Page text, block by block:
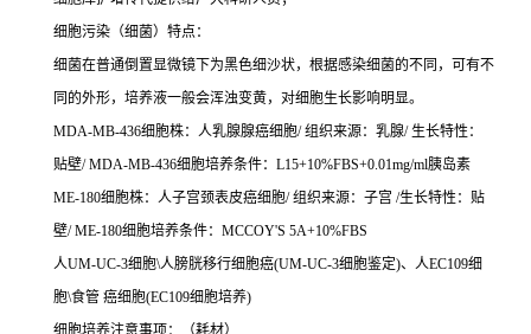
细胞污染（细菌）特点：
细菌在普通倒置显微镜下为黑色细沙状，根据感染细菌的不同，可有不
同的外形，培养液一般会浑浊变黄，对细胞生长影响明显。
MDA-MB-436细胞株：人乳腺腺癌细胞/ 组织来源：乳腺/ 生长特性：
贴壁/ MDA-MB-436细胞培养条件：L15+10%FBS+0.01mg/ml胰岛素
ME-180细胞株：人子宫颈表皮癌细胞/ 组织来源：子宫 /生长特性：贴
壁/ ME-180细胞培养条件：MCCOY'S 5A+10%FBS
人UM-UC-3细胞\人膀胱移行细胞癌(UM-UC-3细胞鉴定)、人EC109细
胞\食管 癌细胞(EC109细胞培养)
细胞培养注意事项：（耗材）